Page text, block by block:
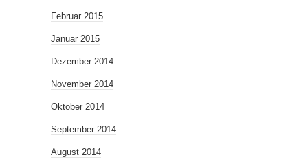
Februar 2015
Januar 2015
Dezember 2014
November 2014
Oktober 2014
September 2014
August 2014